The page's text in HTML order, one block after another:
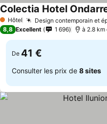
1 Étoiles
Hôtel Design contemporain et
Colectia Hotel
8,8 Excellent 1 696 à 2.8 km
De 41 €
Consulter les prix de 8 sites